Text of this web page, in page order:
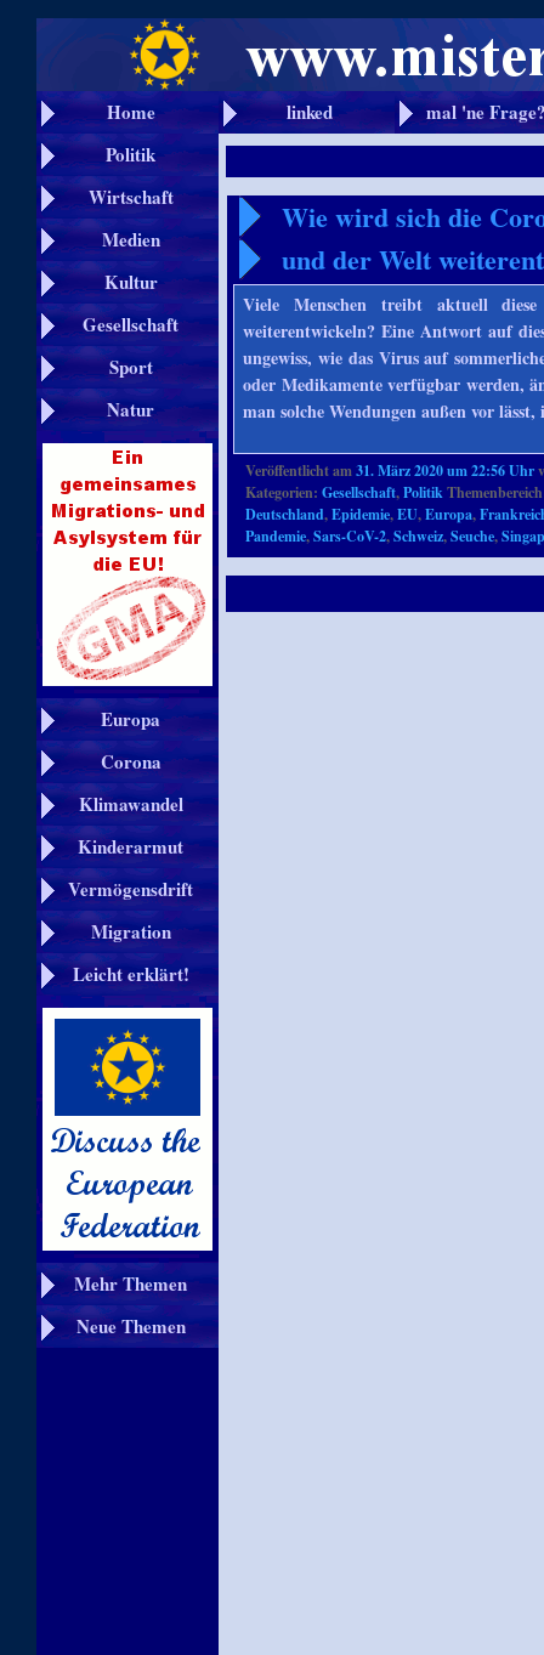
Home linked
mal 'ne
Politik
Wirtschaft
Medien
Kultur
Gesellschaft
Sport
Natur
Europa
Corona
Klimawandel
Kinderarmut
Vermögensdrift
Migration
Leicht erklärt!
Mehr Themen
Neue Themen
Wie wird sich die
und der Welt
Viele Menschen treibt aktuell
weiterentwickeln? Eine Antwort auf
ungewiss, wie das Virus auf
oder Medikamente verfügbar werden,
man solche Wendungen außen vor lässt,
Veröffentlicht am31. März 2020 um 22:56 Uhr
Kategorien:Gesellschaft,Politik
Deutschland,Epidemie,EU,Europa,
Pandemie,Sars-CoV-2,Schweiz,Seuche,